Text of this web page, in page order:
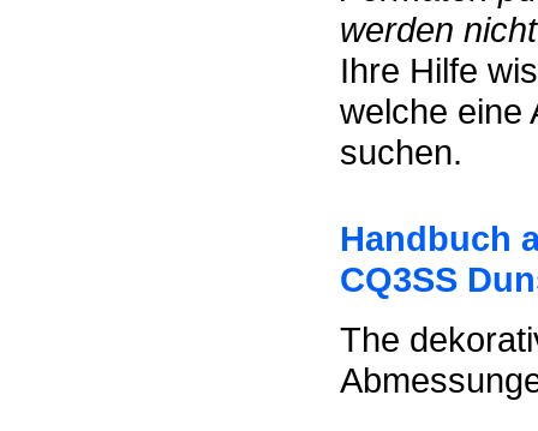
werden
Ihre Hilfe
welche eine
suchen.
Handbuch
CQ3SS
The